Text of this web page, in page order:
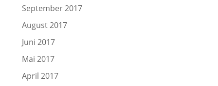
September 2017
August 2017
Juni 2017
Mai 2017
April 2017